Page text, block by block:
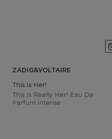
ZADIG&VOLTAIRE
This Is Her!
This Is Really Her! Eau De
Parfum Intense